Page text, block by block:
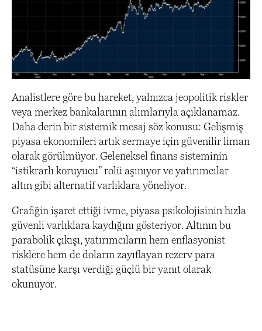
Analistlere göre bu hareket, yalnızca jeopolitik riskler
veya merkez bankalarının alımlarıyla açıklanamaz.
Daha derin bir sistemik mesaj söz konusu: Gelişmiş
piyasa ekonomileri artık sermaye için güvenilir liman
olarak görülmüyor. Geleneksel finans sisteminin
“istikrarlı koruyucu” rolü aşınıyor ve yatırımcılar
altın gibi alternatif varlıklara yöneliyor.
Grafiğin işaret ettiği ivme, piyasa psikolojisinin hızla
güvenli varlıklara kaydığını gösteriyor. Altının bu
parabolik çıkışı, yatırımcıların hem enflasyonist
risklere hem de doların zayıflayan rezerv para
statüsüne karşı verdiği güçlü bir yanıt olarak
okunuyor.